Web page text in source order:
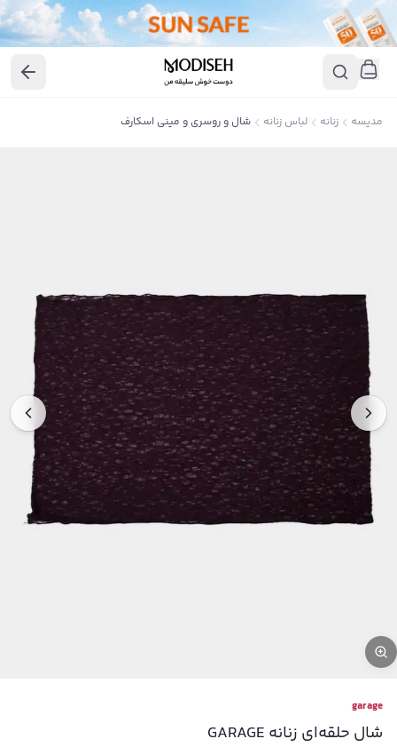
مدیسه زنانه لباس زنانه شال و روسری و مینی اسکارف
garage
شال حلقه‌ای زنانه GARAGE